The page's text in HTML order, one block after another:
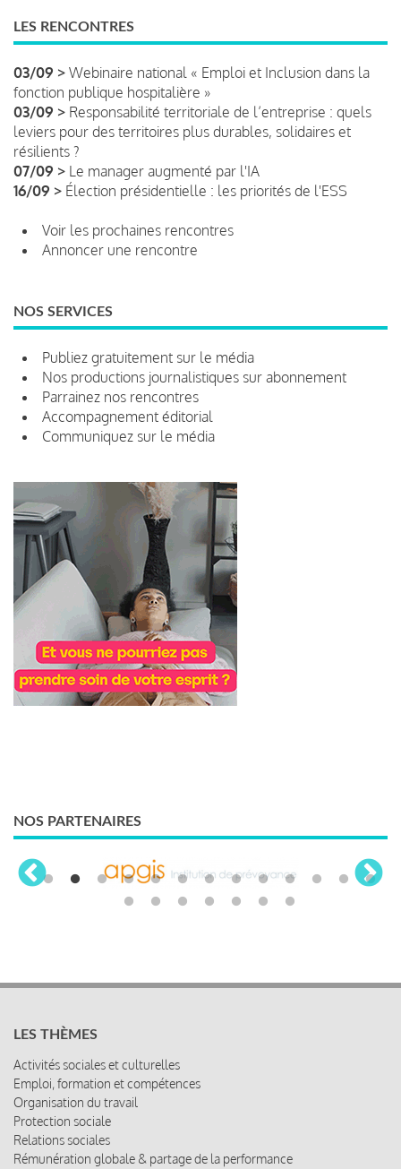
LES RENCONTRES
03/09 > Webinaire national « Emploi et Inclusion dans la
fonction publique hospitalière »
03/09 > Responsabilité territoriale de l’entreprise : quels
leviers pour des territoires plus durables, solidaires et
résilients ?
07/09 > Le manager augmenté par l'IA
16/09 > Élection présidentielle : les priorités de l'ESS
Voir les prochaines rencontres
Annoncer une rencontre
NOS SERVICES
Publiez gratuitement sur le média
Nos productions journalistiques sur abonnement
Parrainez nos rencontres
Accompagnement éditorial
Communiquez sur le média
NOS PARTENAIRES
LES THÈMES
Activités sociales et culturelles
Emploi, formation et compétences
Organisation du travail
Protection sociale
Relations sociales
Rémunération globale & partage de la performance